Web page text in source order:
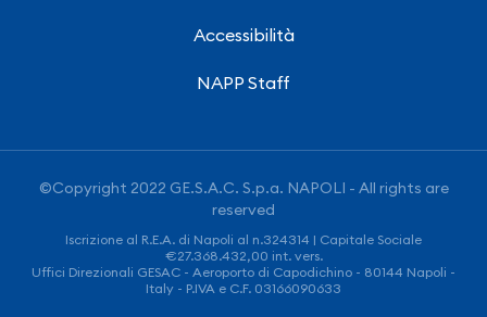
Accessibilità
NAPP Staff
©Copyright 2022 GE.S.A.C. S.p.a. NAPOLI - All rights are
reserved
Iscrizione al R.E.A. di Napoli al n.324314 | Capitale Sociale
€27.368.432,00 int. vers.
Uffici Direzionali GESAC - Aeroporto di Capodichino - 80144 Napoli -
Italy - P.IVA e C.F. 03166090633